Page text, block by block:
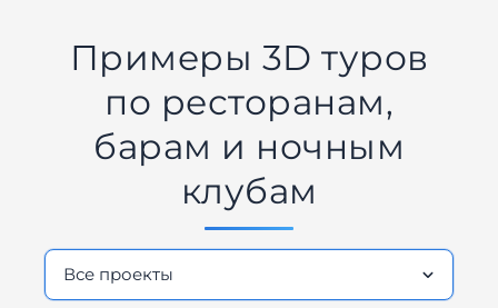
Примеры 3D туров
по ресторанам,
барам и ночным
клубам